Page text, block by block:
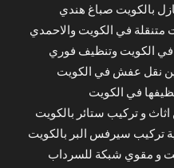
بالكويت صباغ هندي
في الكويت والاحمدي
الكويت وتنظيف فوري
نقل عفش في الكويت
في الكويت
و تركيب ستائر بالكويت
تركيب سيرفس البر بالكويت
و مقوي شبكة للسرداب